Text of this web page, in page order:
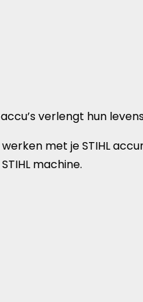
verlengt hun
met je STIHL
machine.